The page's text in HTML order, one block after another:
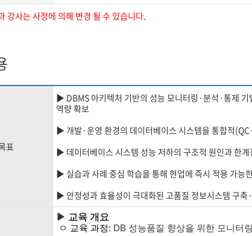
강사는 사정에 의해 변경 될 수 있습니다.
표
▶ DBMS 아키텍처 기반의 성능 모니터링·분석·통제
역량 확보
▶ 개발·운영 환경의 데이터베이스 시스템을 통합적
▶ 데이터베이스 시스템 성능 저하의 구조적 원인과 한계
▶ 실습과 사례 중심 학습을 통해 현업에 즉시 적용 가
▶ 안정성과 효율성이 극대화된 고품질 정보시스템 구축
▶ 교육 개요
ㅇ 교육 과정: DB 성능품질 향상을 위한 모니터